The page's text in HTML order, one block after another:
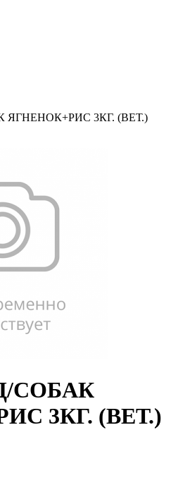
3КГ. (ВЕТ.)
СОБАК
3КГ. (ВЕТ.)